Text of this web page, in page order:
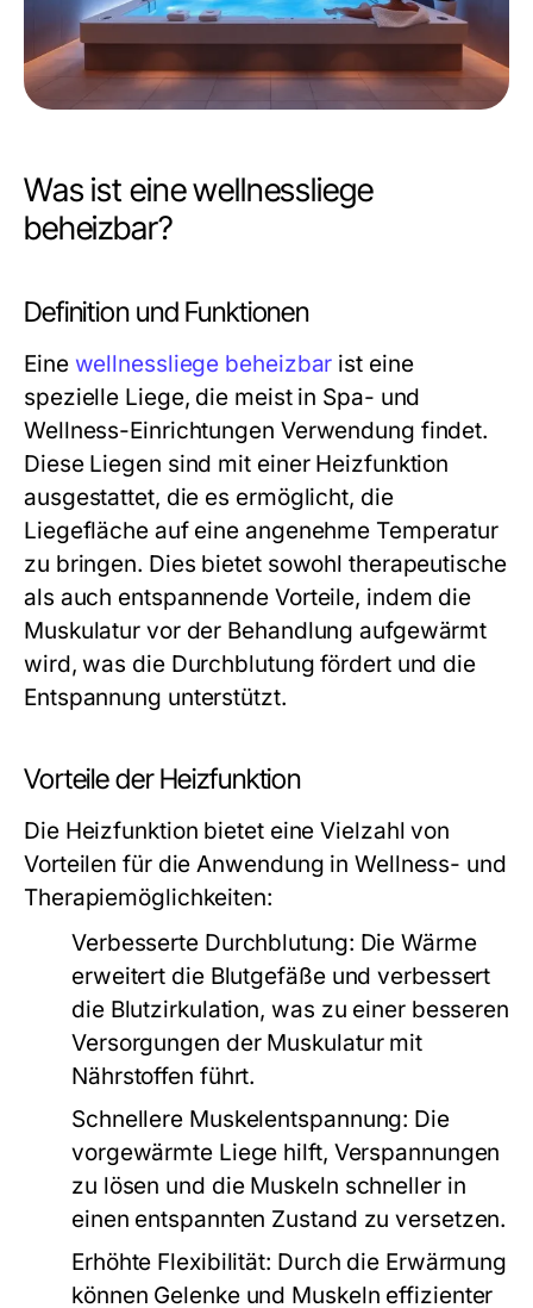
Was ist eine wellnessliege
beheizbar?
Definition und Funktionen
Eine wellnessliege beheizbar ist eine
spezielle Liege, die meist in Spa- und
Wellness-Einrichtungen Verwendung findet.
Diese Liegen sind mit einer Heizfunktion
ausgestattet, die es ermöglicht, die
Liegefläche auf eine angenehme Temperatur
zu bringen. Dies bietet sowohl therapeutische
als auch entspannende Vorteile, indem die
Muskulatur vor der Behandlung aufgewärmt
wird, was die Durchblutung fördert und die
Entspannung unterstützt.
Vorteile der Heizfunktion
Die Heizfunktion bietet eine Vielzahl von
Vorteilen für die Anwendung in Wellness- und
Therapiemöglichkeiten:
Verbesserte Durchblutung: Die Wärme
erweitert die Blutgefäße und verbessert
die Blutzirkulation, was zu einer besseren
Versorgungen der Muskulatur mit
Nährstoffen führt.
Schnellere Muskelentspannung: Die
vorgewärmte Liege hilft, Verspannungen
zu lösen und die Muskeln schneller in
einen entspannten Zustand zu versetzen.
Erhöhte Flexibilität: Durch die Erwärmung
können Gelenke und Muskeln effizienter